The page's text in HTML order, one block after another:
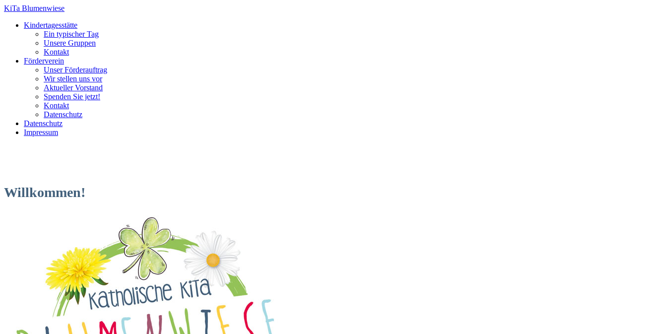
KiTa Blumenwiese
Kindertagesstätte
Ein typischer Tag
Unsere Gruppen
Kontakt
Förderverein
Unser Förderauftrag
Wir stellen uns vor
Aktueller Vorstand
Spenden Sie jetzt!
Kontakt
Datenschutz
Datenschutz
Impressum
Willkommen!